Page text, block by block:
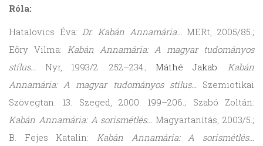
Róla:
Hatalovics Éva:Dr. Kabán Annamária…MERt, 2005/85.;
Eőry Vilma: Kabán Annamária: A magyar tudományos
stílus… Nyr, 1993/2. 252–234.; Máthé Jakab: Kabán
Annamária: A magyar tudományos stílus… Szemiotikai
Szövegtan. 13. Szeged, 2000. 199–206.; Szabó Zoltán:
Kabán Annamária: A sorismétlés… Magyartanítás, 2003/5.;
B. Fejes Katalin: Kabán Annamária: A sorismétlés…